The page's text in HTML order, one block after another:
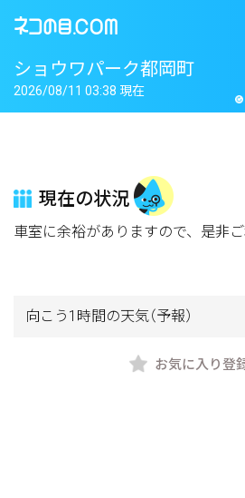
ショウワパーク都岡町
2026/08/11 03:38 現在
現在の状況
車室に余裕がありますので、是非ご
向こう1時間の天気（予報）
お気に入り登